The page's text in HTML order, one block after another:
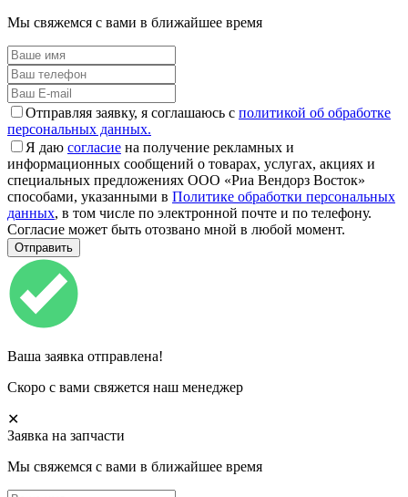
Мы свяжемся с вами в ближайшее время
Отправляя заявку, я соглашаюсь с политикой об обработке
персональных данных.
Я даю согласие на получение рекламных и
информационных сообщений о товарах, услугах, акциях и
специальных предложениях ООО «Риа Вендорз Восток»
способами, указанными в Политике обработки персональных
данных, в том числе по электронной почте и по телефону.
Согласие может быть отозвано мной в любой момент.
Ваша заявка отправлена!
Скоро с вами свяжется наш менеджер
✕
Заявка на запчасти
Мы свяжемся с вами в ближайшее время